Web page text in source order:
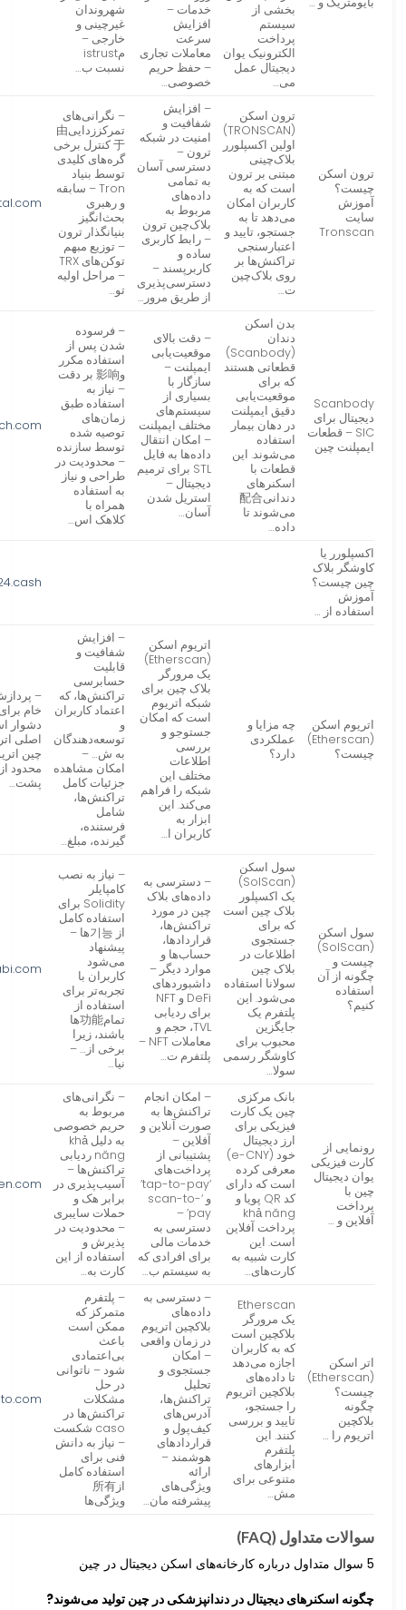
بخشی از
سیستم
پرداخت
الکترونیک یوان
دیجیتال عمل
می…
خدمات –
افزایش
سرعت
معاملات تجاری
– حفظ حریم
خصوصی…
شهروندان
غیرچینی و
خارجی –
مistrust
نسبت ب…
ترون اسکن
چیست؟
آموزش
سایت
Tronscan
ترون اسکن
(TRONSCAN)
اولین اکسپلورر
بلاک‌چینی
مبتنی بر ترون
است که به
کاربران امکان
می‌دهد تا به
جستجو، تایید و
اعتبارسنجی
تراکنش‌ها بر
روی بلاک‌چین
ت…
– افزایش
شفافیت و
امنیت در شبکه
ترون –
دسترسی آسان
به تمامی
داده‌های
مربوط به
بلاک‌چین ترون
– رابط کاربری
ساده و
کاربرپسند –
دسترسی‌پذیری
از طریق مرور…
– نگرانی‌های
تمرکززدایی由
于 کنترل برخی
گره‌های کلیدی
توسط بنیاد
Tron – سابقه
و رهبری
بحث‌انگیز
بنیانگذار ترون
– توزیع مبهم
توکن‌های TRX
– مراحل اولیه
تو…
Scanbody
دیجیتال برای
SIC – قطعات
ایمپلنت چین
بدن اسکن
دندان
(Scanbody)
قطعاتی هستند
که برای
موقعیت‌یابی
دقیق ایمپلنت
در دهان بیمار
استفاده
می‌شوند. این
قطعات با
اسکنرهای
دندانی配合
می‌شوند تا
داده‌…
– دقت بالای
موقعیت‌یابی
ایمپلنت –
سازگار با
بسیاری از
سیستم‌های
مختلف ایمپلنت
– امکان انتقال
داده‌ها به فایل
STL برای ترمیم
دیجیتال –
استریل شدن
آسان…
– فرسوده
شدن پس از
استفاده مکرر
و影响 بر دقت
– نیاز به
استفاده طبق
زمان‌های
توصیه شده
توسط سازنده
– محدودیت در
طراحی و نیاز
به استفاده
همراه با
کلاهک اس…
اکسپلورر یا
کاوشگر بلاک
چین چیست؟
آموزش
استفاده از …
اتریوم اسکن
(Etherscan)
چیست؟
چه مزایا و
عملکردی
دارد؟
اتریوم اسکن
(Etherscan)
یک مرورگر
بلاک چین برای
شبکه اتریوم
است که امکان
جستوجو و
بررسی
اطلاعات
مختلف این
شبکه را فراهم
می‌کند. این
ابزار به
کاربران ا…
– افزایش
شفافیت و
قابلیت
حسابرسی
تراکنش‌ها، که
اعتماد کاربران
و
توسعه‌دهندگان
به ش… –
امکان مشاهده
جزئیات کامل
تراکنش‌ها،
شامل
فرستنده،
گیرنده، مبلغ…
–
خام
اصلی
چین
محدود
پشت…
سول اسکن
(SolScan)
چیست و
چگونه از آن
استفاده
کنیم؟
سول اسکن
(SolScan)
یک اکسپلور
بلاک چین است
که برای
جستجوی
اطلاعات در
بلاک چین
سولانا استفاده
می‌شود. این
پلتفرم یک
جایگزین
محبوب برای
کاوشگر رسمی
سولا…
– دسترسی به
داده‌های بلاک
چین در مورد
تراکنش‌ها،
قراردادها،
حساب‌ها و
موارد دیگر –
داشبوردهای
DeFi و NFT
برای ردیابی
TVL، حجم و
معاملات NFT –
پلتفرم ت…
– نیاز به نصب
کامپایلر
Solidity برای
استفاده کامل
از 기능‌ها –
پیشنهاد
می‌شود
کاربران با
تجربه‌تر برای
استفاده از
تمام功能‌ها
باشند، زیرا
برخی از… –
نیا…
رونمایی از
کارت فیزیکی
یوان دیجیتال
چین با
پرداخت
آفلاین و …
بانک مرکزی
چین یک کارت
فیزیکی برای
ارز دیجیتال
خود (e-CNY)
معرفی کرده
است که دارای
کد QR پویا و
khả năng
پرداخت آفلاین
است. این
کارت شبیه به
کارت‌های…
– امکان انجام
تراکنش‌ها به
صورت آنلاین و
آفلاین –
پشتیبانی از
پرداخت‌های
‘tap-to-pay’
و ‘scan-to-
pay’ –
دسترسی به
خدمات مالی
برای افرادی که
به سیستم ب…
– نگرانی‌های
مربوط به
حریم خصوصی
به دلیل khả
năng ردیابی
تراکنش‌ها –
آسیب‌پذیری در
برابر هک و
حملات سایبری
– محدودیت در
پذیرش و
استفاده از این
کارت به…
اتر اسکن
(Etherscan)
چیست؟
چگونه
بلاکچین
اتریوم را …
Etherscan
یک مرورگر
بلاکچین است
که به کاربران
اجازه می‌دهد
تا داده‌های
بلاکچین اتریوم
را جستجو،
تایید و بررسی
کنند. این
پلتفرم
ابزارهای
متنوعی برای
مش…
– دسترسی به
داده‌های
بلاکچین اتریوم
در زمان واقعی
– امکان
جستجوی و
تحلیل
تراکنش‌ها،
آدرس‌های
کیف‌پول و
قراردادهای
هوشمند –
ارائه
ویژگی‌های
پیشرفته مان…
– پلتفرم
متمرکز که
ممکن است
باعث
بی‌اعتمادی
شود – ناتوانی
در حل
مشکلات
تراکنش‌ها در
caso شکست
– نیاز به دانش
فنی برای
استفاده کامل
از所有
ویژگی‌ها
سوالات متداول (FAQ)
5 سوال متداول درباره کارخانه‌های اسکن دیجیتال در چین
چگونه اسکنرهای دیجیتال در دندانپزشکی در چین تولید می‌شوند?